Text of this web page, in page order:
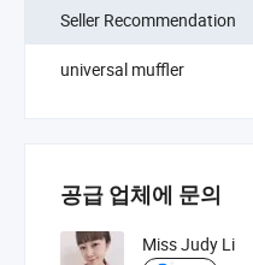
Seller Recommendation
universal muffler
공급 업체에 문의
Miss Judy Li